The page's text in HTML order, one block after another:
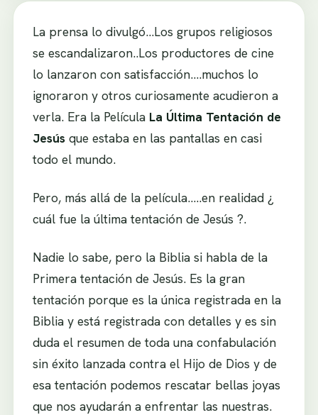
La prensa lo divulgó…Los grupos religiosos
se escandalizaron..Los productores de cine
lo lanzaron con satisfacción….muchos lo
ignoraron y otros curiosamente acudieron a
verla. Era la Película La Última Tentación de
Jesúsque estaba en las pantallas en casi
todo el mundo.
Pero, más allá de la película…..en realidad ¿
cuál fue la última tentación de Jesús ?.
Nadie lo sabe, pero la Biblia si habla de la
Primera tentación de Jesús. Es la gran
tentación porque es la única registrada en la
Biblia y está registrada con detalles y es sin
duda el resumen de toda una confabulación
sin éxito lanzada contra el Hijo de Dios y de
esa tentación podemos rescatar bellas joyas
que nos ayudarán a enfrentar las nuestras.